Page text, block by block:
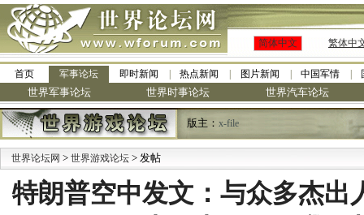
简体中文 繁体中
首页 军事论坛 即时新闻 热点新闻 图片新闻 中国军情
世界军事论坛 世界时事论坛 世界汽车论坛
版主： x-file
世界论坛网 > 世界游戏论坛 > 发帖
特朗普空中发文：与众多杰出